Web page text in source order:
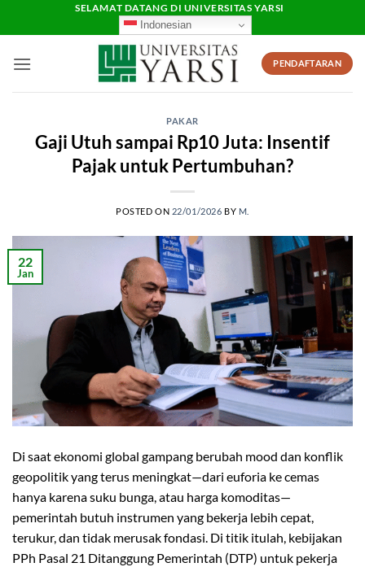
SELAMAT DATANG DI UNIVERSITAS YARSI
Indonesian
PENDAFTARAN
PAKAR
Gaji Utuh sampai Rp10 Juta: Insentif
Pajak untuk Pertumbuhan?
POSTED ON 22/01/2026 BY M.
22
Jan
Di saat ekonomi global gampang berubah mood dan konflik
geopolitik yang terus meningkat—dari euforia ke cemas
hanya karena suku bunga, atau harga komoditas—
pemerintah butuh instrumen yang bekerja lebih cepat,
terukur, dan tidak merusak fondasi. Di titik itulah, kebijakan
PPh Pasal 21 Ditanggung Pemerintah (DTP) untuk pekerja